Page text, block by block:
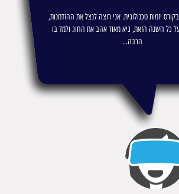
יזמות טכנולוגית. אני רוצה לנצל את ההזדמנות,
כל השנה הזאת, גיא מאוד אהב את החוג ולמד בו
הרבה...